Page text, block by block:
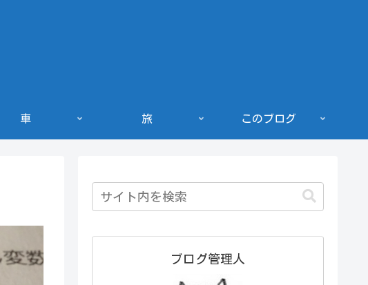
車 旅 このブログ
ブログ管理人